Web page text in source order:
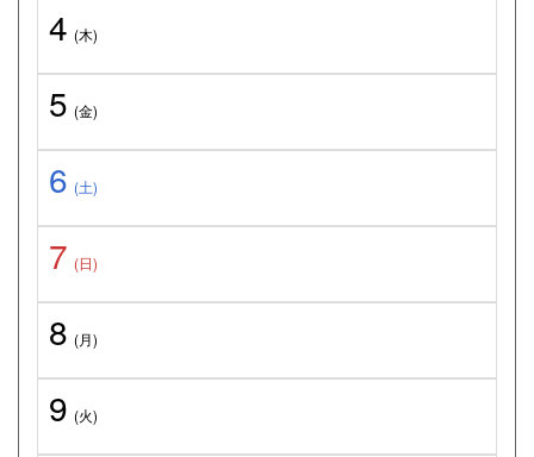
4 (木)
5 (金)
6 (土)
7 (日)
8 (月)
9 (火)